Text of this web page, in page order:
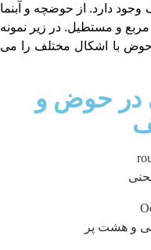
وجود دارد. از حوضچه و آبنما
و مستطیل. در زیر نمونه
حوض با اشکال مختلف را می
در حوض و
و هشت پر